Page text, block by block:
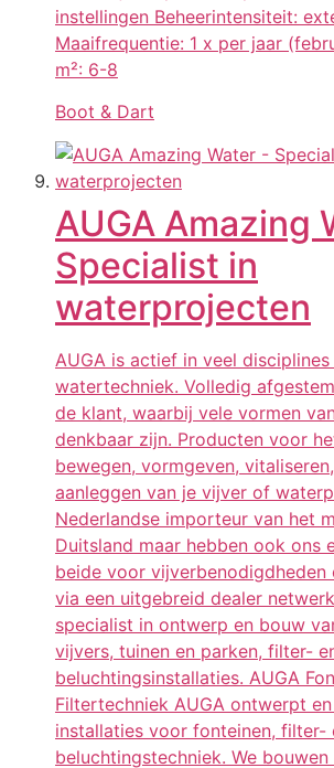
instellingen Beheerintensiteit:
Maaifrequentie: 1 x per jaar
m²: 6-8
Boot & Dart
AUGA Amazing
Specialist in
waterprojecten
AUGA is actief in veel disciplines
watertechniek. Volledig
de klant, waarbij vele vormen
denkbaar zijn. Producten voor
bewegen, vormgeven,
aanleggen van je vijver of
Nederlandse importeur van het
Duitsland maar hebben ook ons
beide voor vijverbenodigdheden
via een uitgebreid dealer
specialist in ontwerp en bouw
vijvers, tuinen en parken, filter-
beluchtingsinstallaties. AUGA
Filtertechniek AUGA ontwerpt
installaties voor fonteinen, filter-
beluchtingstechniek. We